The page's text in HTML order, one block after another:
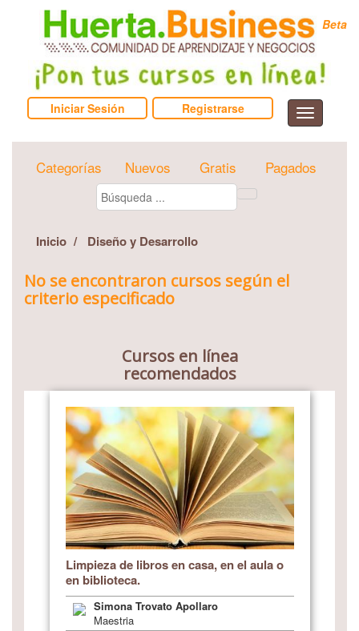
Beta
Registrarse
Iniciar Sesión
Categorías Nuevos Gratis Pagados
Inicio Diseño y Desarrollo
No se encontraron cursos según el
criterio especificado
Cursos en línea
recomendados
Limpieza de libros en casa, en el aula o
en biblioteca.
Simona Trovato Apollaro
Maestria